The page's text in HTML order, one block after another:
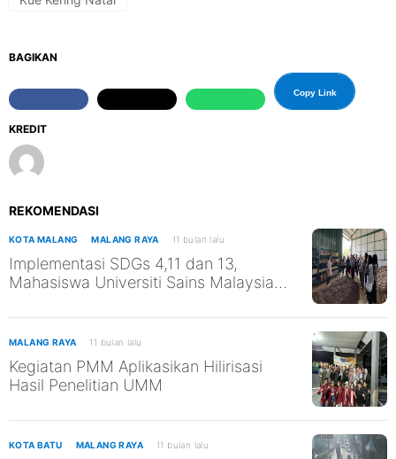
KREDIT
BAGIKAN
Copy Link
REKOMENDASI
KOTA MALANG MALANG RAYA 11 bulan lalu
Implementasi SDGs 4,11 dan 13,
Mahasiswa Universiti Sains Malaysia
MALANG RAYA 11 bulan lalu
Kegiatan PMM Aplikasikan Hilirisasi
Hasil Penelitian UMM
KOTA BATU MALANG RAYA 11 bulan lalu